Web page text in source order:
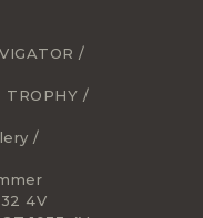
/
/
/
4V